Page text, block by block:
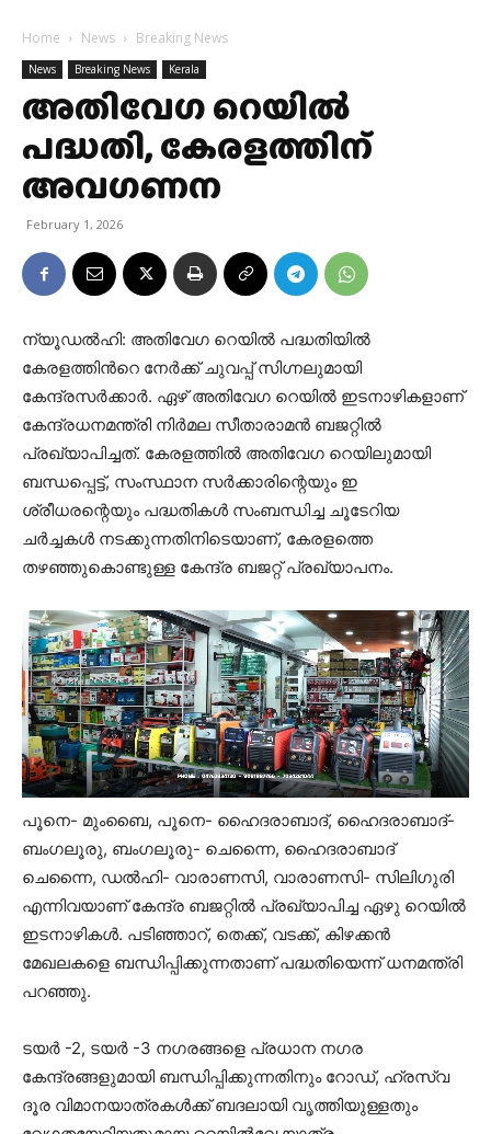
Home News Breaking News
News Breaking News Kerala
അതിവേഗ റെയില്‍
പദ്ധതി, കേരളത്തിന്
അവഗണന
February 1, 2026
ന്യൂഡല്‍ഹി: അതിവേഗ റെയില്‍ പദ്ധതിയില്‍
കേരളത്തിന്‍റെ നേര്‍ക്ക് ചുവപ്പ് സിഗ്നലുമായി
കേന്ദ്രസര്‍ക്കാര്‍. ഏഴ് അതിവേഗ റെയില്‍ ഇടനാഴികളാണ്
കേന്ദ്രധനമന്ത്രി നിര്‍മല സീതാരാമന്‍ ബജറ്റില്‍
പ്രഖ്യാപിച്ചത്. കേരളത്തില്‍ അതിവേഗ റെയിലുമായി
ബന്ധപ്പെട്ട്, സംസ്ഥാന സര്‍ക്കാരിന്റെയും ഇ
ശ്രീധരന്റെയും പദ്ധതികള്‍ സംബന്ധിച്ച ചൂടേറിയ
ചര്‍ച്ചകള്‍ നടക്കുന്നതിനിടെയാണ്, കേരളത്തെ
തഴഞ്ഞുകൊണ്ടുള്ള കേന്ദ്ര ബജറ്റ് പ്രഖ്യാപനം.
പൂനെ- മുംബൈ, പൂനെ- ഹൈദരാബാദ്, ഹൈദരാബാദ്-
ബംഗലൂരു, ബംഗലൂരു- ചെന്നൈ, ഹൈദരാബാദ്
ചെന്നൈ, ഡല്‍ഹി- വാരാണസി, വാരാണസി- സിലിഗുരി
എന്നിവയാണ് കേന്ദ്ര ബജറ്റില്‍ പ്രഖ്യാപിച്ച ഏഴു റെയില്‍
ഇടനാഴികള്‍. പടിഞ്ഞാറ്, തെക്ക്, വടക്ക്, കിഴക്കന്‍
മേഖലകളെ ബന്ധിപ്പിക്കുന്നതാണ് പദ്ധതിയെന്ന് ധനമന്ത്രി
പറഞ്ഞു.
ടയര്‍ -2, ടയര്‍ -3 നഗരങ്ങളെ പ്രധാന നഗര
കേന്ദ്രങ്ങളുമായി ബന്ധിപ്പിക്കുന്നതിനും റോഡ്, ഹ്രസ്വ
ദൂര വിമാനയാത്രകള്‍ക്ക് ബദലായി വൃത്തിയുള്ളതും